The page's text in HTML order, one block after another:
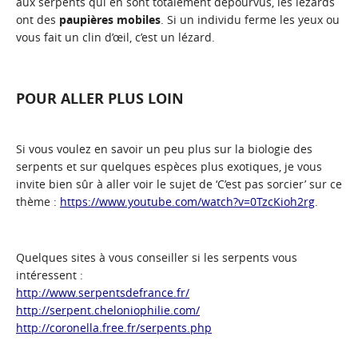
ont des paupières mobiles. Si un individu ferme les yeux ou
vous fait un clin d’œil, c’est un lézard.
POUR ALLER PLUS LOIN
Si vous voulez en savoir un peu plus sur la biologie des
serpents et sur quelques espèces plus exotiques, je vous
invite bien sûr à aller voir le sujet de ‘C’est pas sorcier’ sur ce
thème : https://www.youtube.com/watch?v=0TzcKioh2rg
Quelques sites à vous conseiller si les serpents vous
intéressent :
http://www.serpentsdefrance.fr/
http://serpent.cheloniophilie.com/
http://coronella.free.fr/serpents.php